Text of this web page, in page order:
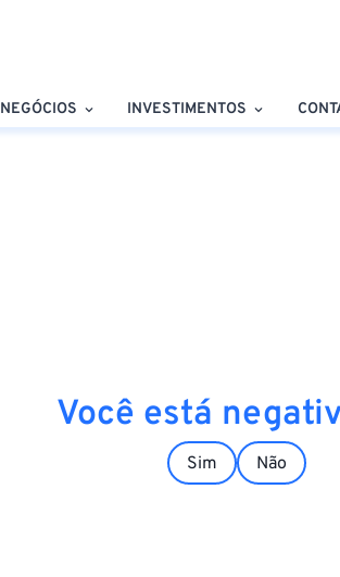
NEGÓCIOS INVESTIMENTOS
Você está
Sim Não